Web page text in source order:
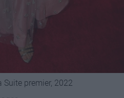
Suite premier, 2022